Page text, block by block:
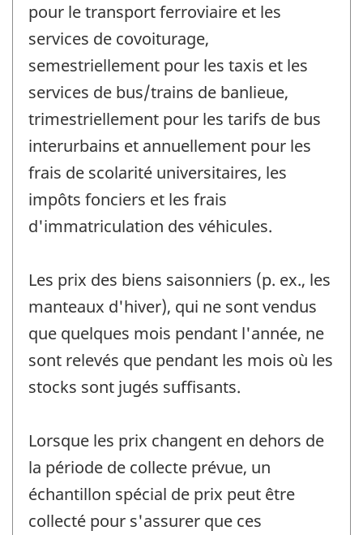
pour le transport ferroviaire et les
services de covoiturage,
semestriellement pour les taxis et les
services de bus/trains de banlieue,
trimestriellement pour les tarifs de bus
interurbains et annuellement pour les
frais de scolarité universitaires, les
impôts fonciers et les frais
d'immatriculation des véhicules.
Les prix des biens saisonniers (p. ex., les
manteaux d'hiver), qui ne sont vendus
que quelques mois pendant l'année, ne
sont relevés que pendant les mois où les
stocks sont jugés suffisants.
Lorsque les prix changent en dehors de
la période de collecte prévue, un
échantillon spécial de prix peut être
collecté pour s'assurer que ces